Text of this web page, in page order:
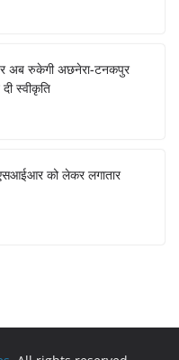
अब रुकेगी अछनेरा-टनकपुर
स्वीकृति
को लेकर लगातार